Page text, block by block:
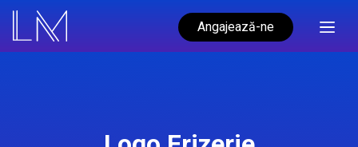
Angajează-ne